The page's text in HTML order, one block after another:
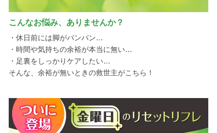
こんなお悩み、ありませんか？
・休日前には脚がパンパン…
・時間や気持ちの余裕が本当に無い…
・足裏をしっかりケアしたい…
そんな、余裕が無いときの救世主がこちら！